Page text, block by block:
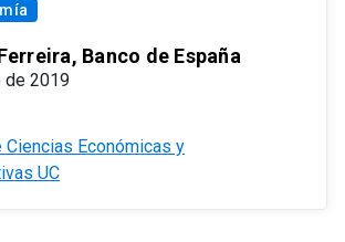
Banco de España
de 2019
Ciencias Económicas y
UC